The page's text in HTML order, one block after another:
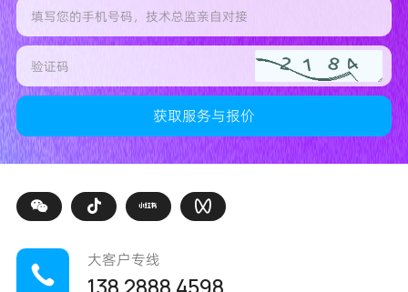
大客户专线